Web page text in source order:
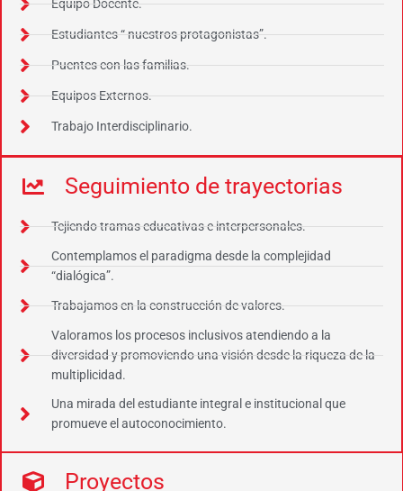
Equipo Docente.
Estudiantes “ nuestros protagonistas”.
Puentes con las familias.
Equipos Externos.
Trabajo Interdisciplinario.
Seguimiento de trayectorias
Tejiendo tramas educativas e interpersonales.
Contemplamos el paradigma desde la complejidad
“dialógica”.
Trabajamos en la construcción de valores.
Valoramos los procesos inclusivos atendiendo a la
diversidad y promoviendo una visión desde la riqueza de la
multiplicidad.
Una mirada del estudiante integral e institucional que
promueve el autoconocimiento.
Proyectos